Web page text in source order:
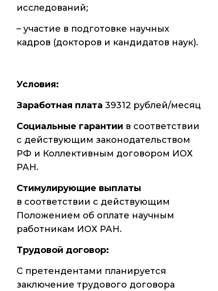
исследований;
– участие в подготовке научных
кадров (докторов и кандидатов наук).
Условия:
Заработная плата 39312 рублей/месяц
Социальные гарантии в соответствии
с действующим законодательством
РФ и Коллективным договором ИОХ
РАН.
Стимулирующие выплаты
в соответствии с действующим
Положением об оплате научным
работникам ИОХ РАН.
Трудовой договор:
С претендентами планируется
заключение трудового договора